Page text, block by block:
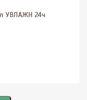
УВЛАЖН 24ч